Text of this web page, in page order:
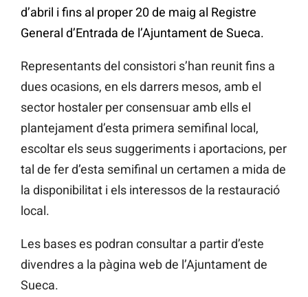
d’abril i fins al proper 20 de maig al Registre
General d’Entrada de l’Ajuntament de Sueca.
Representants del consistori s’han reunit fins a
dues ocasions, en els darrers mesos, amb el
sector hostaler per consensuar amb ells el
plantejament d’esta primera semifinal local,
escoltar els seus suggeriments i aportacions, per
tal de fer d’esta semifinal un certamen a mida de
la disponibilitat i els interessos de la restauració
local.
Les bases es podran consultar a partir d’este
divendres a la pàgina web de l’Ajuntament de
Sueca.